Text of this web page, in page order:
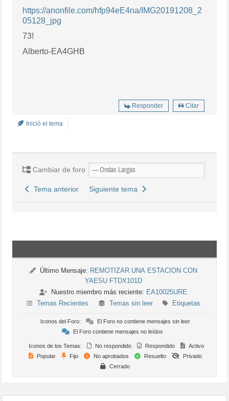
https://anonfile.com/hfp94eE4na/IMG20191208_2
05128_jpg
73!
Alberto-EA4GHB
Responder Citar
Inició el tema
Cambiar de foro
Tema anterior Siguiente tema
Último Mensaje: REMOTIZAR UNA ESTACION CON
YAESU FTDX101D
Nuestro miembro más reciente: EA10025URE
Temas Recientes
Temas sin leer Etiquetas
Iconos del Foro:
El Foro no contiene mensajes sin leer
El Foro contiene mensajes no leídos
Iconos de los Temas: No respondido Respondido
Activo
Popular
Fijo No aprobados Resuelto
Privado
Cerrado